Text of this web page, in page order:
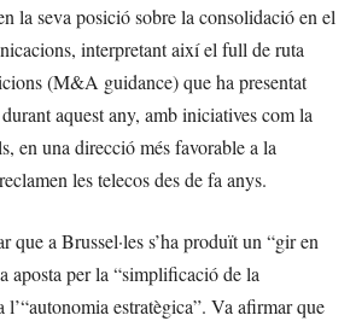
la seva posició sobre la consolidació en el
interpretant així el full de ruta
(M&A guidance) que ha presentat
aquest any, amb iniciatives com la
en una direcció més favorable a la
les telecos des de fa anys.
que a Brussel·les s’ha produït un “gir en
aposta per la “simplificació de la
estratègica”. Va afirmar que